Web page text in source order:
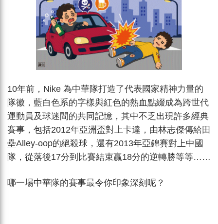
10年前，Nike 為中華隊打造了代表國家精神力量的
隊徽，藍白色系的字樣與紅色的熱血點綴成為跨世代
運動員及球迷間的共同記憶，其中不乏出現許多經典
賽事，包括2012年亞洲盃對上卡達，由林志傑傳給田
壘Alley-oop的絕殺球，還有2013年亞錦賽對上中國
隊，從落後17分到比賽結束贏18分的逆轉勝等等……
哪一場中華隊的賽事最令你印象深刻呢？